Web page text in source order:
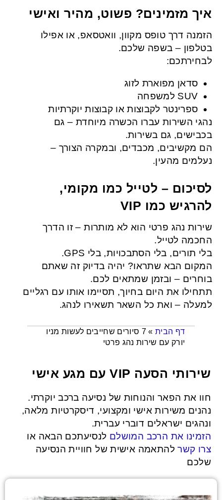
איך מזמינים? פשוט, מהיר ואישי
הזמנה דרך טופס מקוון, וואטסאפ, או אפילו
בטלפון – בשפה שלכם.
לבחירתכם:
סדאן מפוארת לזוג
SUV למשפחה
ספרינטר לקבוצות או קבוצות יוקרתיות
נהגי השירות עברו הכשרה מיוחדת – גם
בכבישים, גם בשירות.
הם מקשיבים, מכבדים, ובמקרה הצורך –
נעלמים מהעין.
לסיכום – לטייל כמו מקומי,
להרגיש כמו VIP
שירות נהג פרטי הוא לא מותרות – זו הדרך
החכמה לטייל.
בלי תורים, בלי הסתבכויות, בלי GPS.
המקום הבא שתראו? יהיה בדיוק זה שאתם
בוחרים – ובזמן שמתאים לכם.
תתחילו את היום בחיוך, תסיימו אותו עם רגליים
למעלה – ואת כל השאר תשאירו לנהג.
דף הבית »
7 סיורים שחייבים לעשות מניו
יורק עם שירות נהג פרטי
שירותי הסעה VIP עם מגע אישי
חוו את הפאר והנוחות של נסיעה ברכב יוקרתי.
נהנים משירות אישי ומקצועי, דיסקרטיות מלאה,
ונהגים ישראלים דוברי עברית.
הזמינו את הרכב המושלם לנסיעתכם הבאה או
צרו קשרלהתאמה אישית של חוויית הנסיעה
שלכם